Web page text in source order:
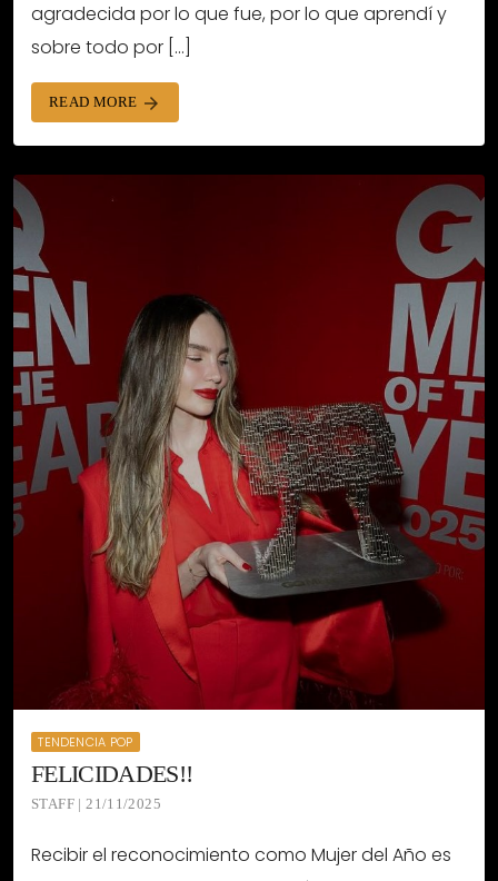
agradecida por lo que fue, por lo que aprendí y
sobre todo por […]
READ MORE arrow_forward
TENDENCIA POP
FELICIDADES!!
STAFF | 21/11/2025
Recibir el reconocimiento como Mujer del Año es